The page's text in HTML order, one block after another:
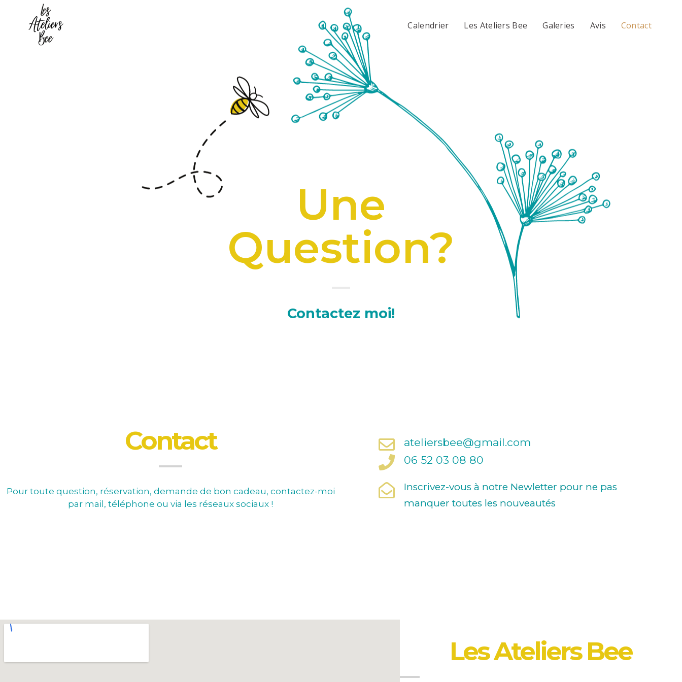
Calendrier Les Ateliers Bee Galeries Avis Contact
Une
Question?
Contactez moi!
Contact
Pour toute question, réservation, demande de bon cadeau, contactez-moi
par mail, téléphone ou via les réseaux sociaux !
ateliersbee@gmail.com
06 52 03 08 80
Inscrivez-vous à notre Newletter pour ne pas
manquer toutes les nouveautés
Les Ateliers Bee